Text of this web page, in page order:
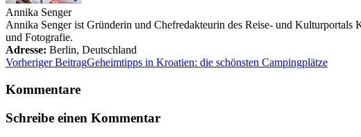
Annika Senger
Annika Senger ist Gründerin und Chefredakteurin des Reise- und
und Fotografie.
Adresse: Berlin, Deutschland
Vorheriger BeitragGeheimtipps in Kroatien: die schönsten Campingplätze
Kommentare
Schreibe einen Kommentar